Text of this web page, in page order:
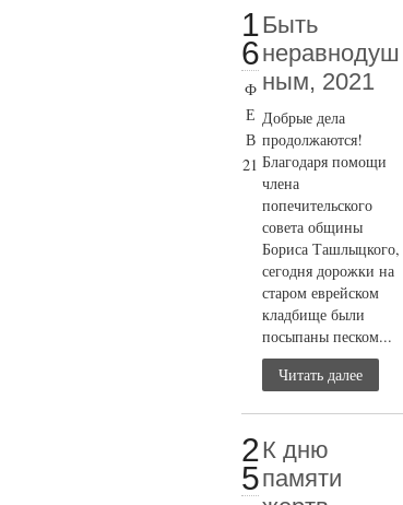
1
6
Ф
Е
В
21
Быть
неравнодуш
ным, 2021
Добрые дела
продолжаются!
Благодаря помощи
члена
попечительского
совета общины
Бориса Ташлыцкого,
сегодня дорожки на
старом еврейском
кладбище были
посыпаны песком...
Читать далее
2
5
К дню
памяти